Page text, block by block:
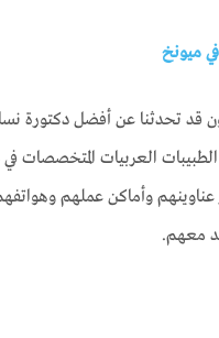
ميونخ
قد تحدثنا عن أفضل دكتورة
العربيات المتخصصات في
عناوينهم وأماكن عملهم
معهم.